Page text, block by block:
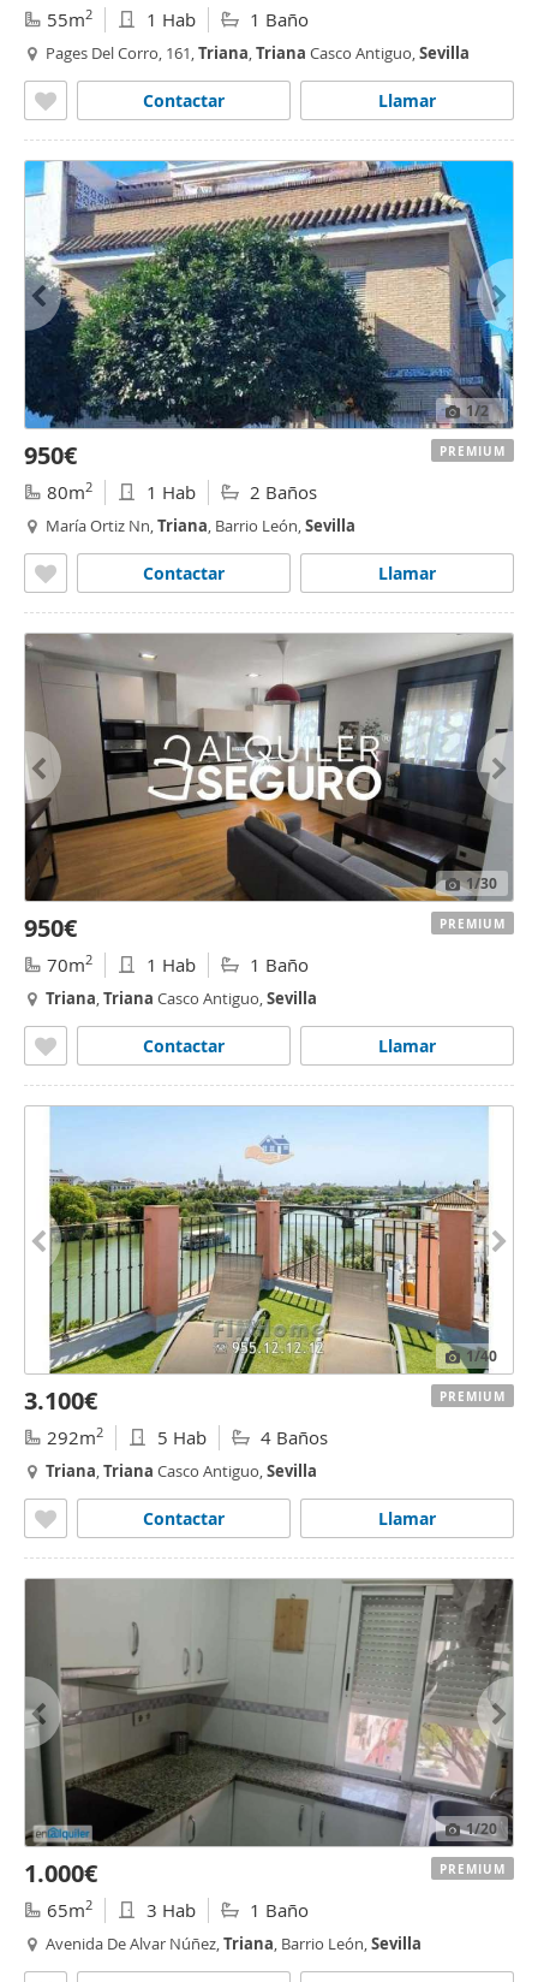
55m2 1 Hab 1 Baño
Pages Del Corro, 161,Triana,Triana Casco Antiguo,Sevilla
Llamar
Contactar
1/2
950€
80m2 1 Hab 2 Baños
María Ortiz Nn,Triana, Barrio León,Sevilla
Llamar
Contactar
PREMIUM
1/30
950€
70m2 1 Hab 1 Baño
Triana,Triana Casco Antiguo,Sevilla
Llamar
Contactar
PREMIUM
1/40
3.100€
292m2 5 Hab 4 Baños
Triana,Triana Casco Antiguo,Sevilla
Llamar
Contactar
PREMIUM
1/20
1.000€
65m2 3 Hab 1 Baño
Avenida De Alvar Núñez,Triana, Barrio León,Sevilla
PREMIUM